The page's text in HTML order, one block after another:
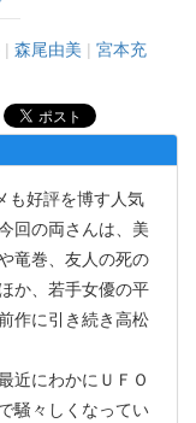
| 森尾由美 | 宮本充
も好評を博す人気
回の両さんは、美
竜巻、友人の死の
か、若手女優の平
作に引き続き高松
近にわかにＵＦＯ
騒々しくなってい